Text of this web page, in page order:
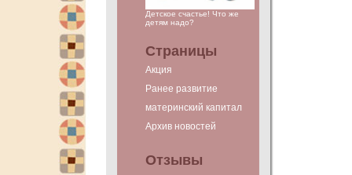
Детское счастье! Что же
детям надо?
Страницы
Акция
Ранее развитие
материнский капитал
Архив новостей
Отзывы